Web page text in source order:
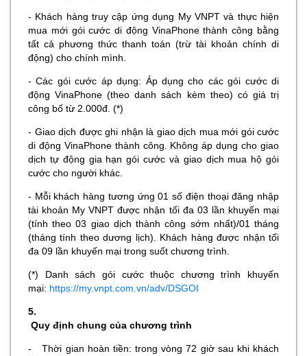
- Khách hàng truy cập ứng dụng My VNPT và thực hiện
mua mới gói cước di động VinaPhone thành công bằng
tất cả phương thức thanh toán (trừ tài khoản chính di
động) cho chính mình.
- Các gói cước áp dụng: Áp dụng cho các gói cước di
động VinaPhone (theo danh sách kèm theo) có giá trị
công bố từ 2.000đ. (*)
- Giao dịch được ghi nhận là giao dịch mua mới gói cước
di động VinaPhone thành công. Không áp dụng cho giao
dịch tự động gia hạn gói cước và giao dịch mua hộ gói
cước cho người khác.
- Mỗi khách hàng tương ứng 01 số điện thoại đăng nhập
tài khoản My VNPT được nhận tối đa 03 lần khuyến mại
(tính theo 03 giao dịch thành công sớm nhất)/01 tháng
(tháng tính theo dương lịch). Khách hàng được nhận tối
đa 09 lần khuyến mại trong suốt chương trình.
(*) Danh sách gói cước thuộc chương trình khuyến
mại: https://my.vnpt.com.vn/adv/DSGOI
5.
Quy định chung của chương trình
- Thời gian hoàn tiền: trong vòng 72 giờ sau khi khách